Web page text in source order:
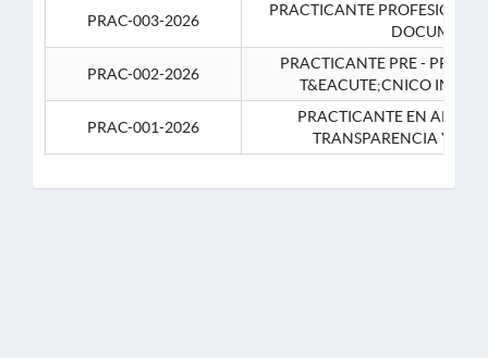
PRAC-003-2026
PRACTICANTE
PRAC-002-2026
PRACTICANTE PRE -
T&EACUTE;CNICO
PRAC-001-2026
PRACTICANTE EN APOYO
TRANSPARENCIA Y